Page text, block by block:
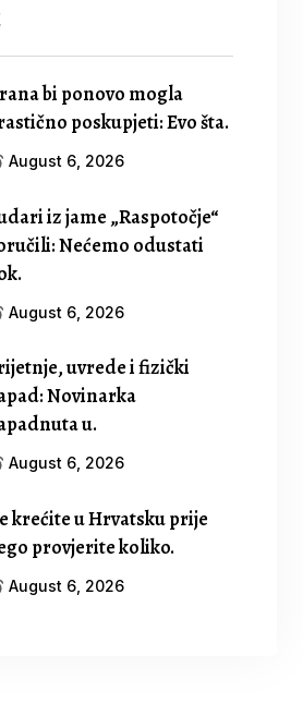
bi ponovo mogla
poskupjeti: Evo šta.
August 6, 2026
iz jame „Raspotočje“
Nećemo odustati
August 6, 2026
uvrede i fizički
Novinarka
u.
August 6, 2026
krećite u Hrvatsku prije
provjerite koliko.
August 6, 2026